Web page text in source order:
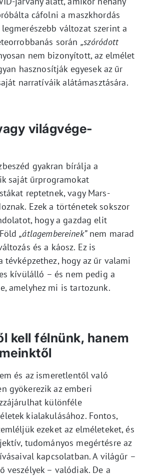
cáfolni a maszkhordás
legmerészebb változat szerint a
során „szóródott
nem bizonyított, az elmélet
hasznosítják egyesek az űr
narratíváik alátámasztására.
világvége-
gyakran bírálja a
saját űrprogramokat
reptetnek, vagy Mars-
Ezek a történetek sokszor
hogy a gazdag elit
„átlagembereinek”nem marad
és a káosz. Ez is
tévképzethez, hogy az űr valami
kívülálló – és nem pedig a
amelyhez mi is tartozunk.
kell félnünk, hanem
és az ismeretlentől való
gyökerezik az emberi
különféle
kialakulásához. Fontos,
ezeket az elméleteket, és
tudományos megértésre az
kapcsolatban. A világűr –
veszélyek – valódiak. De a